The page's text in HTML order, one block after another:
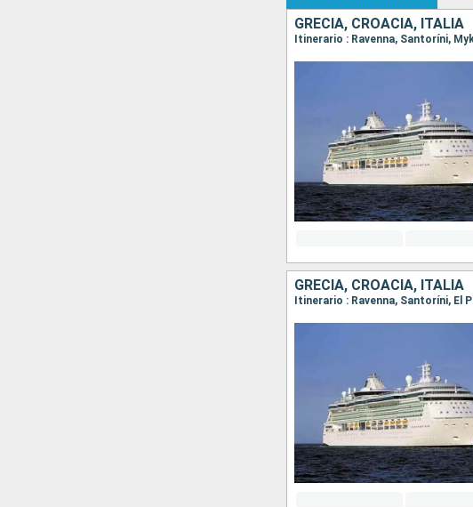
GRECIA, CROACIA, ITALIA
Itinerario : Ravenna, Santoríni,
GRECIA, CROACIA, ITALIA
Itinerario : Ravenna, Santoríni, El